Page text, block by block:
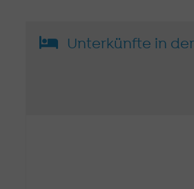
Unterkünfte in